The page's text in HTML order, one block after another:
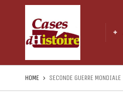
HOME SECONDE GUERRE MONDIALE